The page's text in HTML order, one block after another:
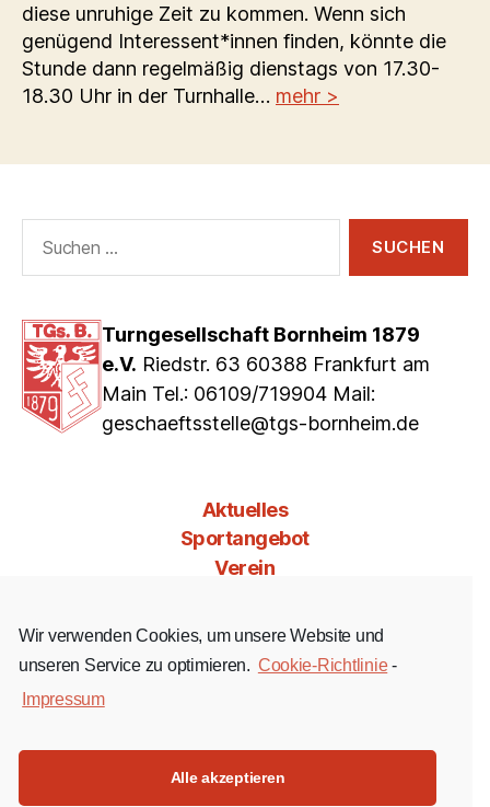
diese unruhige Zeit zu kommen. Wenn sich
genügend Interessent*innen finden, könnte die
Stunde dann regelmäßig dienstags von 17.30-
18.30 Uhr in der Turnhalle… mehr >
Turngesellschaft Bornheim 1879
e.V. Riedstr. 63 60388 Frankfurt am
Main Tel.: 06109/719904 Mail:
geschaeftsstelle@tgs-bornheim.de
nach:
Aktuelles
Sportangebot
Verein
Jobs & Co
Kontakt
Facebook Instagram YouTube
Wir verwenden Cookies, um unsere Website und
unseren Service zu optimieren. Cookie-Richtlinie-
Impressum
Alle akzeptieren